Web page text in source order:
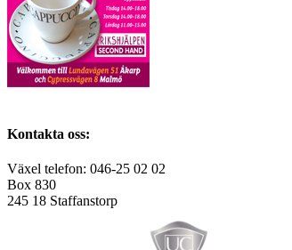
Kontakta oss:
Växel telefon: 046-25 02 02
Box 830
245 18 Staffanstorp